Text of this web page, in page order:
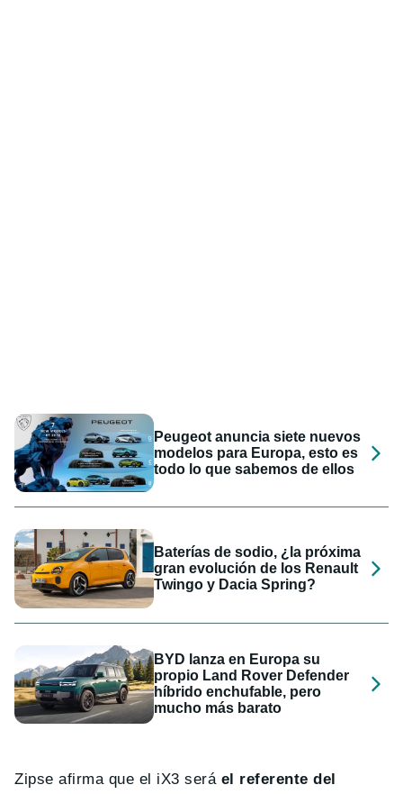
Peugeot anuncia siete nuevos
modelos para Europa, esto es
todo lo que sabemos de ellos
Baterías de sodio, ¿la próxima
gran evolución de los Renault
Twingo y Dacia Spring?
BYD lanza en Europa su
propio Land Rover Defender
híbrido enchufable, pero
mucho más barato
Zipse afirma que el iX3 será el referente del